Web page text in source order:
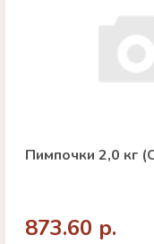
Пимпочки 2,0 кг
873.60 р.